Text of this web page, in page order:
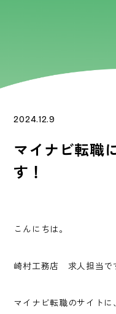
2024.12.9
マイナビ転職
す！
こんにちは。
崎村工務店 求人担当で
マイナビ転職のサイト